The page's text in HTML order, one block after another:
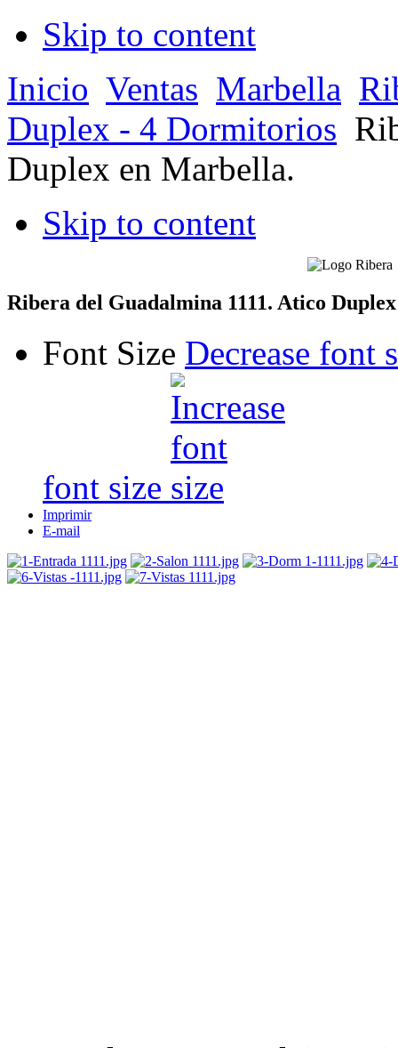
Skip to content
Inicio Ventas Marbella
Duplex - 4 Dormitorios
Duplex en Marbella.
Skip to content
Ribera del Guadalmina 1111. Atico
Font Size Decrease font
font size
Imprimir
E-mail